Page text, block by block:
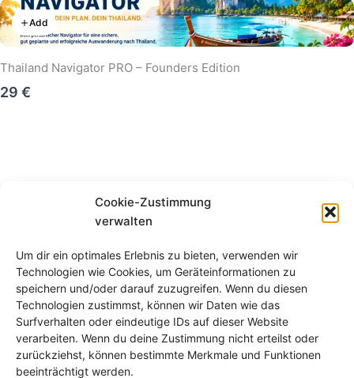
Cookie-Zustimmung
verwalten
Um dir ein optimales Erlebnis zu bieten, verwenden wir
Technologien wie Cookies, um Geräteinformationen zu
speichern und/oder darauf zuzugreifen. Wenn du diesen
Technologien zustimmst, können wir Daten wie das
Surfverhalten oder eindeutige IDs auf dieser Website
verarbeiten. Wenn du deine Zustimmung nicht erteilst oder
zurückziehst, können bestimmte Merkmale und Funktionen
beeinträchtigt werden.
Add
Thailand Navigator PRO – Founders Edition
29 €